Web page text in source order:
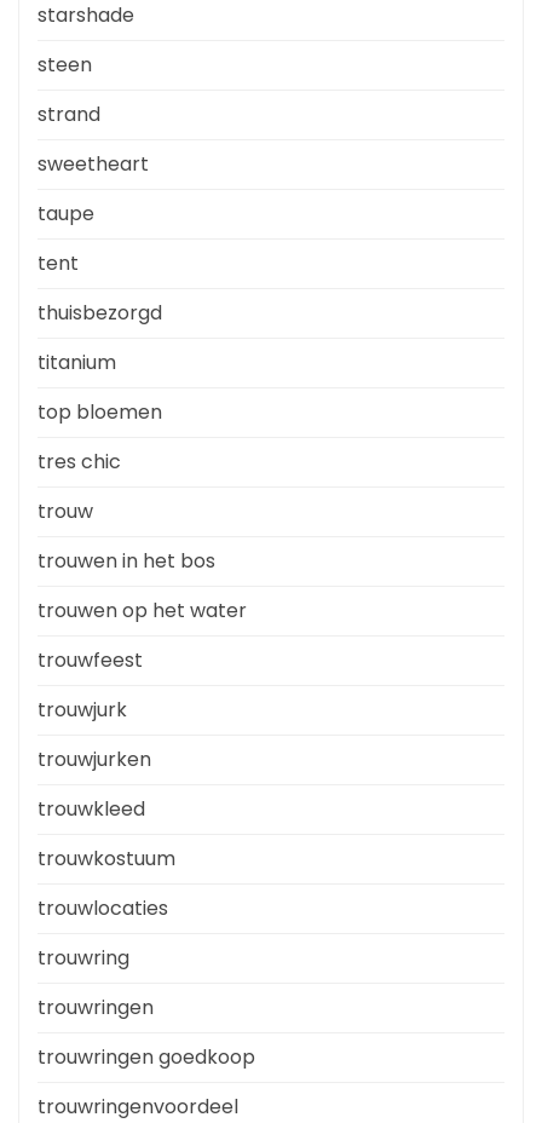
starshade
steen
strand
sweetheart
taupe
tent
thuisbezorgd
titanium
top bloemen
tres chic
trouw
trouwen in het bos
trouwen op het water
trouwfeest
trouwjurk
trouwjurken
trouwkleed
trouwkostuum
trouwlocaties
trouwring
trouwringen
trouwringen goedkoop
trouwringenvoordeel